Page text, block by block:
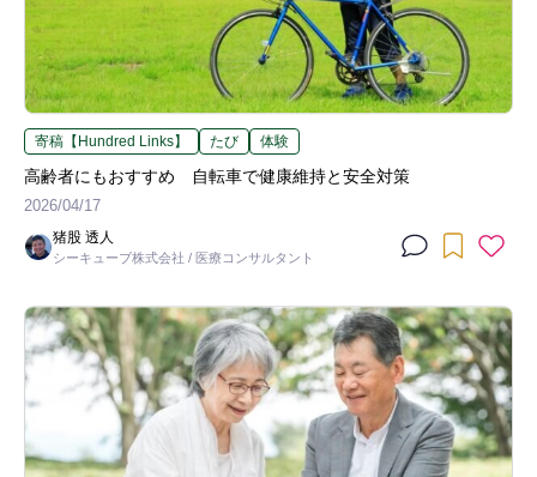
寄稿【Hundred Links】 たび 体験
高齢者にもおすすめ 自転車で健康維持と安全対策
2026/04/17
猪股 透人
シーキューブ株式会社 / 医療コンサルタント